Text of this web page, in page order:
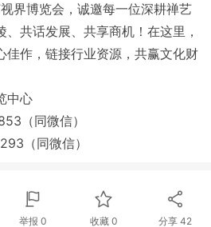
界博览会，诚邀每一位深耕禅艺
共话发展、共享商机！在这里，
佳作，链接行业资源，共赢文化财
中心
（同微信）
（同微信）
举报 0 收藏 0 分享42